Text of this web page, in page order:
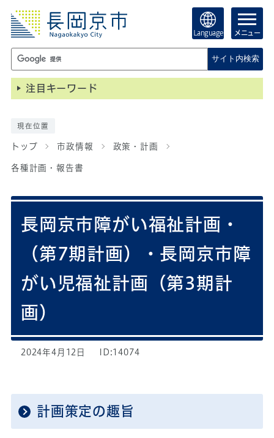
Language メニュー
サイト内検索
注目キーワード
現在位置
トップ 市政情報 政策・計画
各種計画・報告書
長岡京市障がい福祉計画・
（第7期計画）・長岡京市障
がい児福祉計画（第3期計
画）
2024年4月12日 ID:14074
計画策定の趣旨